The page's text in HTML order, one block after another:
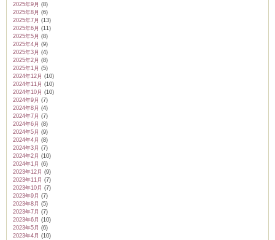
2025年9月 (8)
2025年8月 (6)
2025年7月 (13)
2025年6月 (11)
2025年5月 (8)
2025年4月 (9)
2025年3月 (4)
2025年2月 (8)
2025年1月 (5)
2024年12月 (10)
2024年11月 (10)
2024年10月 (10)
2024年9月 (7)
2024年8月 (4)
2024年7月 (7)
2024年6月 (8)
2024年5月 (9)
2024年4月 (8)
2024年3月 (7)
2024年2月 (10)
2024年1月 (6)
2023年12月 (9)
2023年11月 (7)
2023年10月 (7)
2023年9月 (7)
2023年8月 (5)
2023年7月 (7)
2023年6月 (10)
2023年5月 (6)
2023年4月 (10)